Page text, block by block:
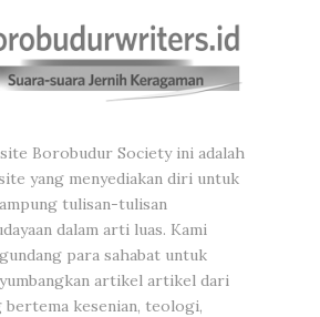
Borobudur Society ini adalah
yang menyediakan diri untuk
tulisan-tulisan
dalam arti luas. Kami
para sahabat untuk
artikel artikel dari
bertema kesenian, teologi,